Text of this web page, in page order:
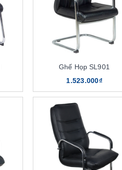
Ghế Họp SL901
1.523.000₫